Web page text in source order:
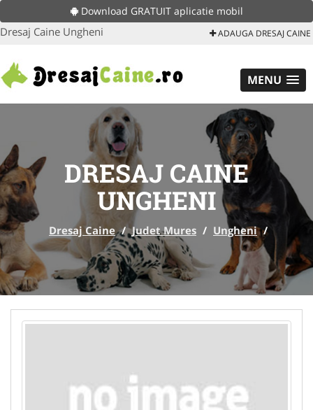
Download GRATUIT aplicatie mobil
Dresaj Caine Ungheni ADAUGA DRESAJ CAINE
MENU
DRESAJ CAINE
UNGHENI
Dresaj Caine / Judet Mures / Ungheni /